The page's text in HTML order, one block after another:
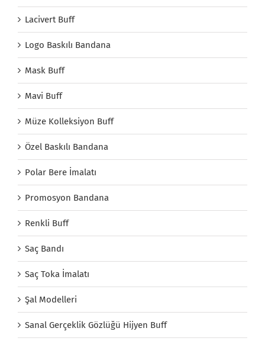
Lacivert Buff
Logo Baskılı Bandana
Mask Buff
Mavi Buff
Müze Kolleksiyon Buff
Özel Baskılı Bandana
Polar Bere İmalatı
Promosyon Bandana
Renkli Buff
Saç Bandı
Saç Toka İmalatı
Şal Modelleri
Sanal Gerçeklik Gözlüğü Hijyen Buff